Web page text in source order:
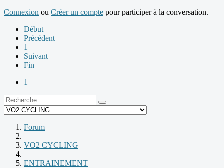
Connexion ou Créer un compte pour participer à la conversation.
Début
Précédent
1
Suivant
Fin
1
Forum
VO2 CYCLING
ENTRAINEMENT